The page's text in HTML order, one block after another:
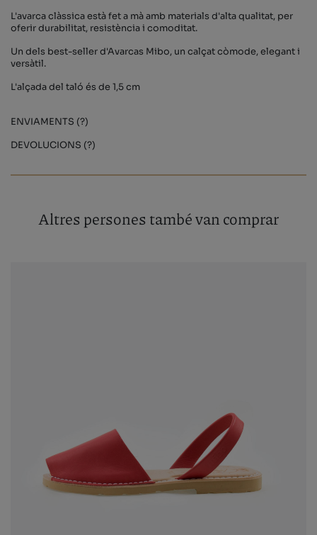
L'avarca clàssica està fet a mà amb materials d'alta qualitat, per
oferir durabilitat, resistència i comoditat.
Un dels best-seller d'Avarcas Mibo, un calçat còmode, elegant i
versàtil.
L'alçada del taló és de 1,5 cm
ENVIAMENTS (?)
DEVOLUCIONS (?)
Altres persones també van comprar